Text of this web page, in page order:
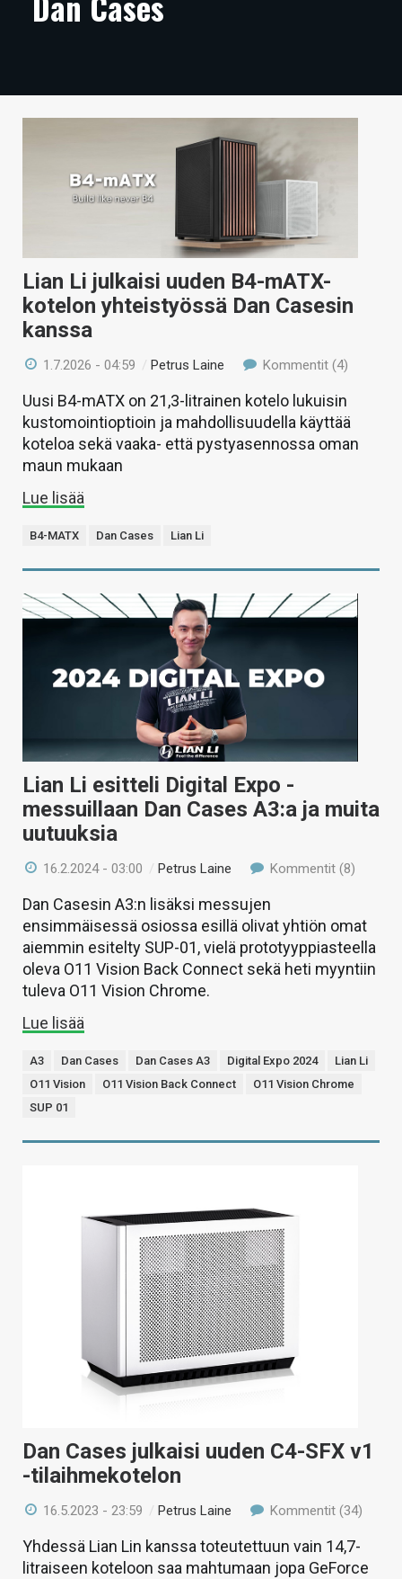
ARTIKKELIT
TECHBBS
HAKU
Lian Li julkaisi uuden B4-mATX-
kotelon yhteistyössä Dan Casesin
kanssa
1.7.2026 - 04:59 /Petrus Laine Kommentit (4)
Uusi B4-mATX on 21,3-litrainen kotelo lukuisin
kustomointioptioin ja mahdollisuudella käyttää
koteloa sekä vaaka- että pystyasennossa oman
maun mukaan
Lue lisää
B4-MATX Dan Cases Lian Li
Lian Li esitteli Digital Expo -
messuillaan Dan Cases A3:a ja muita
uutuuksia
16.2.2024 - 03:00 /Petrus Laine Kommentit (8)
Dan Casesin A3:n lisäksi messujen
ensimmäisessä osiossa esillä olivat yhtiön omat
aiemmin esitelty SUP-01, vielä prototyyppiasteella
oleva O11 Vision Back Connect sekä heti myyntiin
tuleva O11 Vision Chrome.
Lue lisää
A3 Dan Cases Dan Cases A3 Digital Expo 2024
Lian Li
O11 Vision
O11 Vision Back Connect
O11 Vision Chrome
SUP 01
Dan Cases julkaisi uuden C4-SFX v1
-tilaihmekotelon
16.5.2023 - 23:59 /Petrus Laine Kommentit (34)
Yhdessä Lian Lin kanssa toteutettuun vain 14,7-
litraiseen koteloon saa mahtumaan jopa GeForce